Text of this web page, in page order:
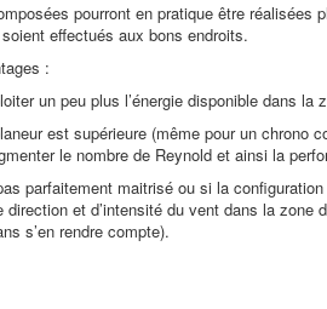
pourront en pratique être réalisées
effectués aux bons endroits.
:
un peu plus l’énergie disponible dans la
est supérieure (même pour un chrono
le nombre de Reynold et ainsi la
parfaitement maitrisé ou si la
direction et d’intensité du vent dans la
s’en rendre compte).